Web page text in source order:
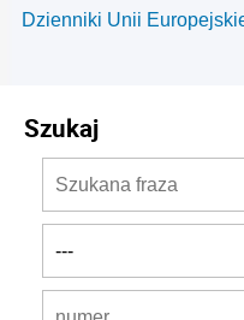
Dzienniki Unii
Szukaj